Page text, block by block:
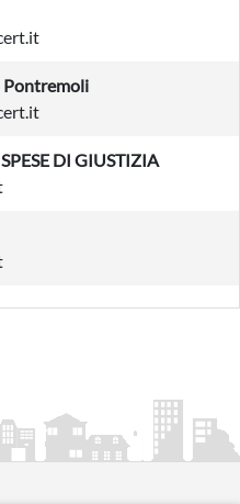
Pontremoli
DI GIUSTIZIA